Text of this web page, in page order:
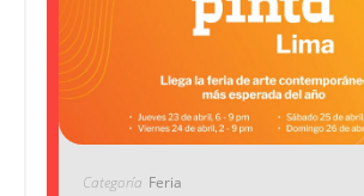
Categoría Feria